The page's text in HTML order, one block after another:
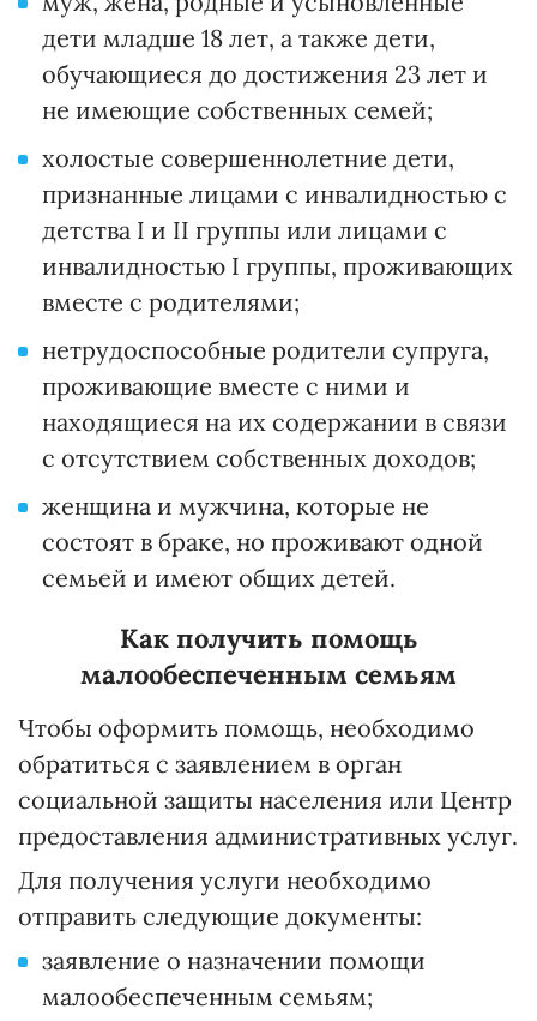
дети младше 18 лет, а также дети,
обучающиеся до достижения 23 лет и
не имеющие собственных семей;
холостые совершеннолетние дети,
признанные лицами с инвалидностью с
детства I и II группы или лицами с
инвалидностью I группы, проживающих
вместе с родителями;
нетрудоспособные родители супруга,
проживающие вместе с ними и
находящиеся на их содержании в связи
с отсутствием собственных доходов;
женщина и мужчина, которые не
состоят в браке, но проживают одной
семьей и имеют общих детей.
Как получить помощь
малообеспеченным семьям
Чтобы оформить помощь, необходимо
обратиться с заявлением в орган
социальной защиты населения или Центр
предоставления административных услуг.
Для получения услуги необходимо
отправить следующие документы:
заявление о назначении помощи
малообеспеченным семьям;